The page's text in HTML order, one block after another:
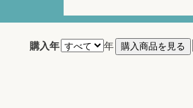
購入年 年